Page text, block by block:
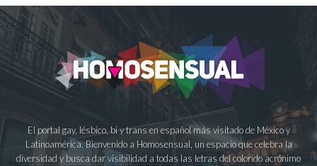
El portal gay, lésbico, bi y trans en español más visitado de México y
Latinoamérica. Bienvenido a Homosensual, un espacio que celebra la
diversidad y busca dar visibilidad a todas las letras del colorido acrónimo